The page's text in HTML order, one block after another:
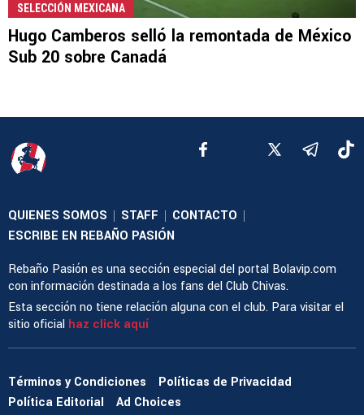
SELECCIÓN MEXICANA
Hugo Camberos selló la remontada de México
Sub 20 sobre Canadá
QUIENES SOMOS | STAFF | CONTACTO |
ESCRIBE EN REBAÑO PASIÓN
Rebaño Pasión es una sección especial del portal Bolavip.com
con información destinada a los fans del Club Chivas.
Esta sección no tiene relación alguna con el club. Para visitar el
sitio oficial haz click aquí
Términos y Condiciones
Políticas de Privacidad
Política Editorial
Ad Choices